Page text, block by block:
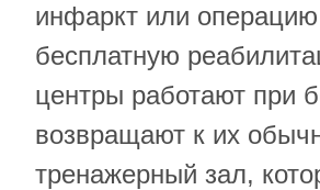
инфаркт или
бесплатную
центры работают при
возвращают к их
тренажерный зал,